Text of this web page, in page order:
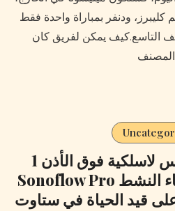
ودنفر بمباراة واحدة فقط
التاسع.كيف يمكن لفريق كان
سماعات رأس لاسلكية فوق الأذن 1more
Sonoflow Pro بخاصية إلغاء الضوضاء النشط
قيد الحياة في ستاوت